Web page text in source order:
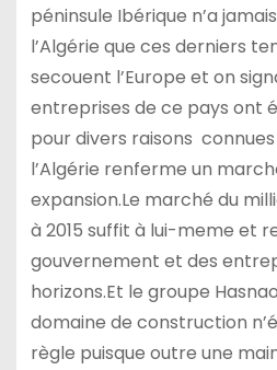
péninsule Ibérique n’a
l’Algérie que ces derniers
secouent l’Europe et on
entreprises de ce pays ont
pour divers raisons
l’Algérie renferme un
expansion.Le marché du
à 2015 suffit à lui-meme et
gouvernement et des
horizons.Et le groupe
domaine de construction
règle puisque outre une